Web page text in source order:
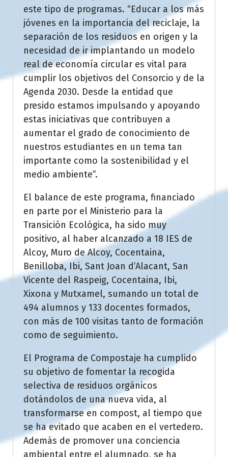
este tipo de programas. “Educar a los más
jóvenes en la importancia del reciclaje, la
separación de los residuos en origen y la
necesidad de ir implantando un modelo
real de economía circular es vital para
cumplir los objetivos del Consorcio y de la
Agenda 2030. Desde la entidad que
presido estamos impulsando y apoyando
estas iniciativas que contribuyen a
aumentar el grado de conocimiento de
nuestros estudiantes en un tema tan
importante como la sostenibilidad y el
medio ambiente”.
El balance de este programa, financiado
en parte por el Ministerio para la
Transición Ecológica, ha sido muy
positivo, al haber alcanzado a 18 IES de
Alcoy, Muro de Alcoy, Cocentaina,
Benilloba, Ibi, Sant Joan d’Alacant, San
Vicente del Raspeig, Cocentaina, Ibi,
Xixona y Mutxamel, sumando un total de
494 alumnos y 133 docentes formados,
con más de 100 visitas tanto de formación
como de seguimiento.
El Programa de Compostaje ha cumplido
su objetivo de fomentar la recogida
selectiva de residuos orgánicos
dotándolos de una nueva vida, al
transformarse en compost, al tiempo que
se ha evitado que acaben en el vertedero.
Además de promover una conciencia
ambiental entre el alumnado, se ha